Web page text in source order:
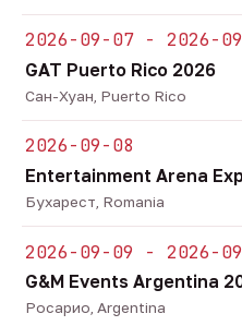
2026-09-07 - 2026-
GAT Puerto Rico 2026
Сан-Хуан, Puerto Rico
2026-09-08
Entertainment Arena
Бухарест, Romania
2026-09-09 - 2026-
G&M Events Argentina
Росарио, Argentina